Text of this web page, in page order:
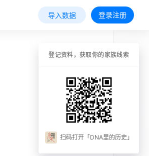
导入数据 登录注册
登记资料，获取你的家族线索
扫码打开「DNA里的历史」